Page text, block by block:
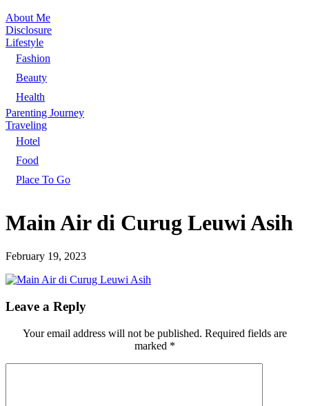
About Me
Disclosure
Lifestyle
Fashion
Beauty
Health
Parenting Journey
Traveling
Hotel
Food
Place To Go
Main Air di Curug Leuwi Asih
February 19, 2023
Leave a Reply
Your email address will not be published. Required fields are
marked *